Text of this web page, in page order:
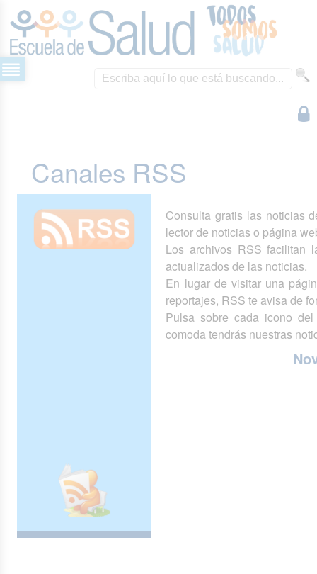
Canales RSS
Consulta gratis las noticias
lector de noticias o página
Los archivos RSS facilitan
actualizados de las noticias.
En lugar de visitar una
reportajes, RSS te avisa de
Pulsa sobre cada icono
comoda tendrás nuestras